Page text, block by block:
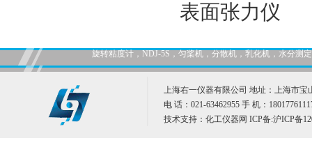
表面张力仪
旋转粘度计，NDJ-5S，匀桨机，分散机，乳化机，水分测
上海右一仪器有限公司 地址：上海市宝
电 话：021-63462955 手 机：
技术支持： 化工仪器网 ICP备:沪ICP备